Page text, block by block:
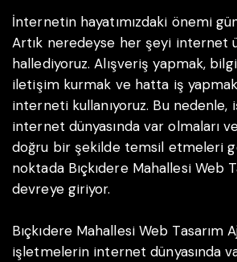
İnternetin hayatımızdaki önemi
Artık neredeyse her şeyi internet
hallediyoruz. Alışveriş yapmak,
iletişim kurmak ve hatta iş
interneti kullanıyoruz. Bu
internet dünyasında var olmaları
doğru bir şekilde temsil etmeleri
noktada Bıçkıdere Mahallesi Web
devreye giriyor.
Bıçkıdere Mahallesi Web Tasarım
işletmelerin internet dünyasında